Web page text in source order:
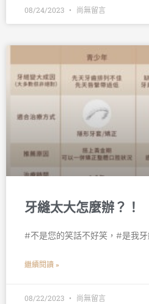
08/24/2023 尚無留言
牙縫太大怎麼辦？！
#不是您的笑話不好笑，#是我牙
繼續閱讀 »
08/22/2023 尚無留言